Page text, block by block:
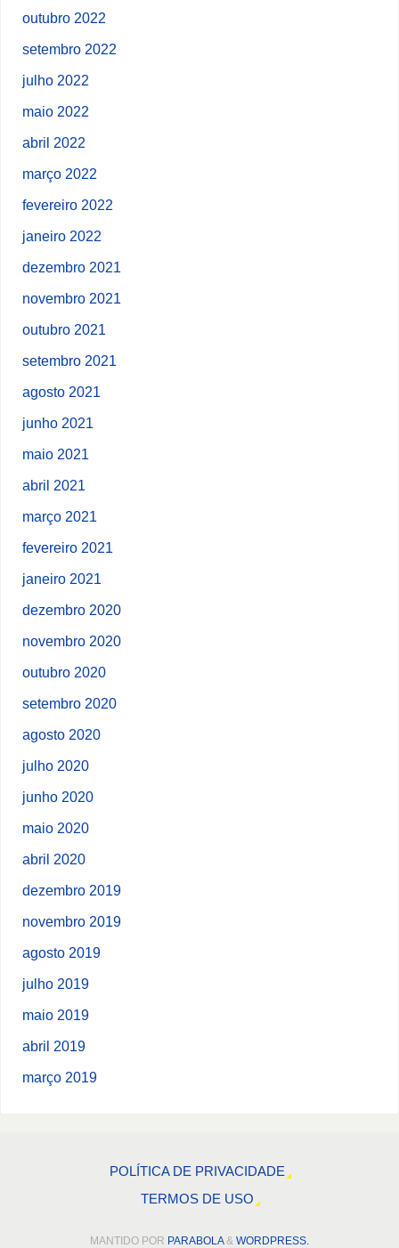
outubro 2022
setembro 2022
julho 2022
maio 2022
abril 2022
março 2022
fevereiro 2022
janeiro 2022
dezembro 2021
novembro 2021
outubro 2021
setembro 2021
agosto 2021
junho 2021
maio 2021
abril 2021
março 2021
fevereiro 2021
janeiro 2021
dezembro 2020
novembro 2020
outubro 2020
setembro 2020
agosto 2020
julho 2020
junho 2020
maio 2020
abril 2020
dezembro 2019
novembro 2019
agosto 2019
julho 2019
maio 2019
abril 2019
março 2019
POLÍTICA DE PRIVACIDADE
TERMOS DE USO
MANTIDO POR PARABOLA& WORDPRESS.